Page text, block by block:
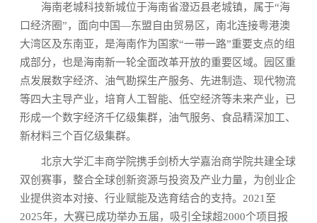
海南老城科技新城位于海南省澄迈县老城镇，属于“海
口经济圈”，面向中国—东盟自由贸易区，南北连接粤港澳
大湾区及东南亚，是海南作为国家“一带一路”重要支点的组
成部分，也是海南新一轮全面改革开放的重要区域。园区重
点发展数字经济、油气勘探生产服务、先进制造、现代物流
等四大主导产业，培育人工智能、低空经济等未来产业，已
形成一个数字经济千亿级集群，油气服务、食品精深加工、
新材料三个百亿级集群。
北京大学汇丰商学院携手剑桥大学嘉治商学院共建全球
双创赛事，整合全球创新资源与投资及产业力量，为创业企
业提供资本对接、行业赋能及选育结合的支持。2021至
2025年，大赛已成功举办五届，吸引全球超2000个项目报